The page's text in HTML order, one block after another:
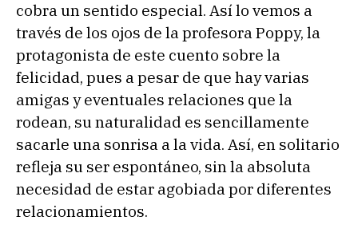
cobra un sentido especial. Así lo vemos a
través de los ojos de la profesora Poppy, la
protagonista de este cuento sobre la
felicidad, pues a pesar de que hay varias
amigas y eventuales relaciones que la
rodean, su naturalidad es sencillamente
sacarle una sonrisa a la vida. Así, en solitario
refleja su ser espontáneo, sin la absoluta
necesidad de estar agobiada por diferentes
relacionamientos.